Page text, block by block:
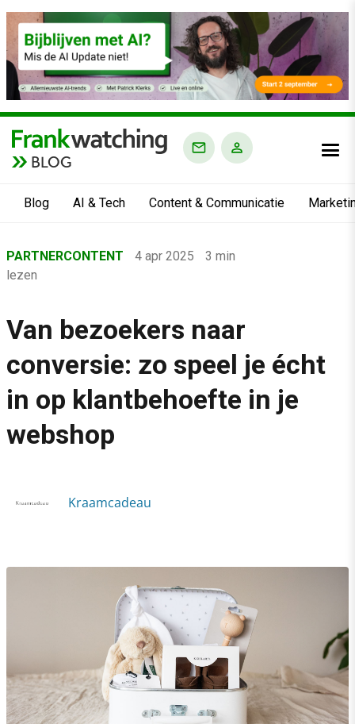
BLOG
Blog AI & Tech Content & Communicatie
›
Marketing
›
Van bezoekers naar conversie: zo speel je écht in op
PARTNERCONTENT 4 apr 2025
3 min
lezen
Van bezoekers naar
conversie: zo speel je écht
in op klantbehoefte in je
webshop
Kraamcadeau